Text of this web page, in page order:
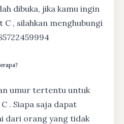
dibuka, jika kamu ingin
, silahkan menghubungi
umur tertentu untuk
. Siapa saja dapat
dari orang yang tidak